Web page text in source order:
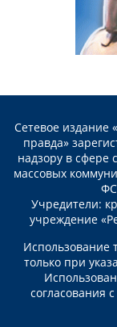
Сетевое издание
правда»
надзору в сфере
массовых
Учредители:
учреждение
Использование
только при
согласования